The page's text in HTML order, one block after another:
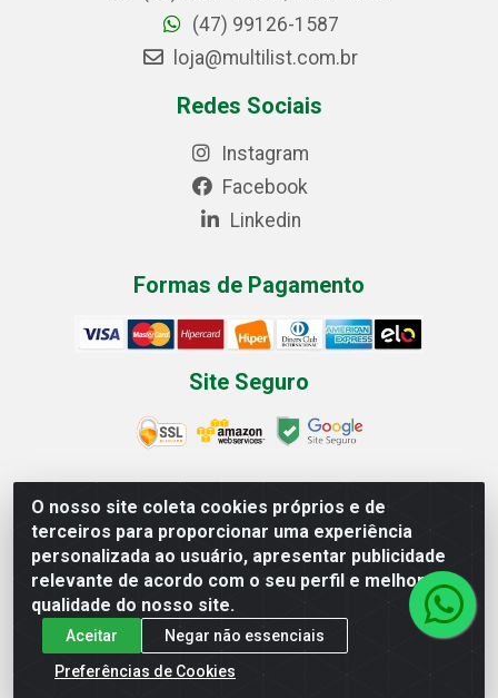
O nosso site coleta cookies próprios e de
terceiros para proporcionar uma experiência
personalizada ao usuário, apresentar publicidade
relevante de acordo com o seu perfil e melhorar a
qualidade do nosso site.
Aceitar
Negar não essenciais
Preferências de Cookies
(47) 99126-1587
loja@multilist.com.br
Redes Sociais
Instagram
Facebook
Linkedin
Formas de Pagamento
Site Seguro
Multilist Distribuidora de Cosméticos LTDA - Rua Anfilóquio
Nunes Pires, 4785 - Bela Vista, Gaspar/SC - CEP 89.111-081 -
CNPJ 07.597.795/0001-06